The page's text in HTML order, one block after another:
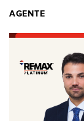
AGENTE